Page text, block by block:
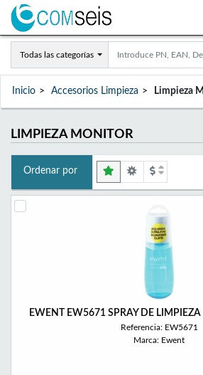
Todas las categorías
Inicio Accesorios Limpieza Limpieza
LIMPIEZA MONITOR
Ordenar por
EWENT EW5671 SPRAY DE
Referencia: EW5671
Marca: Ewent